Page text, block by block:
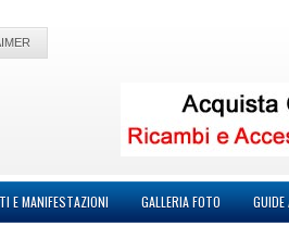
E MANIFESTAZIONI GALLERIA FOTO GUIDE